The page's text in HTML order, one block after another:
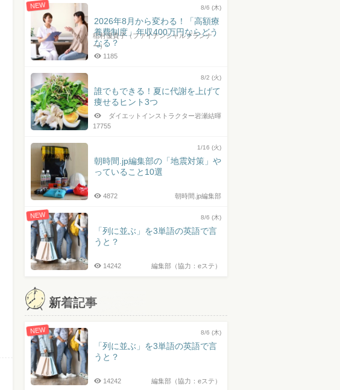
NEW 8/6 (木)
2026年8月から変わる！「高額療
養費制度」年収400万円ならどう
なる？
稲村優貴子（ファイナンシャルプランナ
ー）
1185
8/2 (火)
誰でもできる！夏に代謝を上げて
痩せるヒント3つ
ダイエットインストラクター岩瀬結暉
17755
1/16 (火)
朝時間.jp編集部の「地震対策」や
っていること10選
朝時間.jp編集部
4872
NEW 8/6 (木)
「列に並ぶ」を3単語の英語で言
うと？
編集部（協力：eステ）
14242
新着記事
NEW 8/6 (木)
「列に並ぶ」を3単語の英語で言
うと？
編集部（協力：eステ）
14242